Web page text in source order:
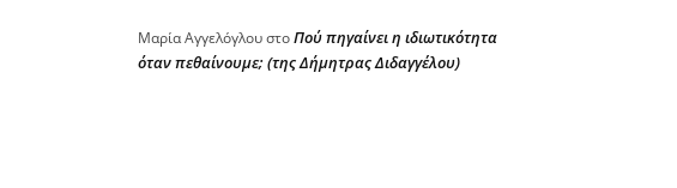
Μαρία ΑγγελόγλουστοΠού πηγαίνει η ιδιωτικότητα
όταν πεθαίνουμε; (της Δήμητρας Διδαγγέλου)